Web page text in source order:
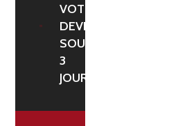
VOTRE
DEVIS
SOUS
3
JOURS